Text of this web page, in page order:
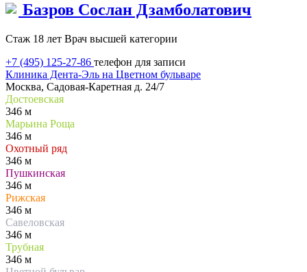
Базров Сослан Дзамболатович
Стаж 18 лет Врач высшей категории
+7 (495) 125-27-86 телефон для записи
Клиника Дента-Эль на Цветном бульваре
Москва, Садовая-Каретная д. 24/7
Достоевская
346 м
Марьина Роща
346 м
Охотный ряд
346 м
Пушкинская
346 м
Рижская
346 м
Савеловская
346 м
Трубная
346 м